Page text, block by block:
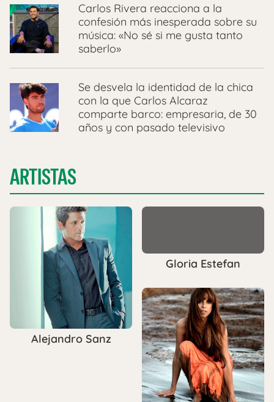
Carlos Rivera reacciona a la
confesión más inesperada sobre su
música: «No sé si me gusta tanto
saberlo»
Se desvela la identidad de la chica
con la que Carlos Alcaraz
comparte barco: empresaria, de 30
años y con pasado televisivo
ARTISTAS
Alejandro Sanz
Gloria Estefan